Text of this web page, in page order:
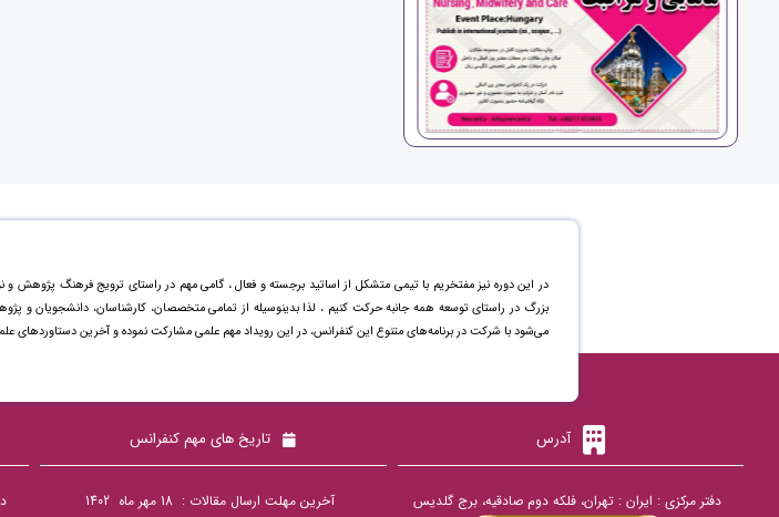
در این دوره نیز مفتخریم با تیمی متشکل از اساتید برجسته و فعال ، گامی مهم در راستای ترویج فرهنگ پژوهش و
بزرگ در راستای توسعه همه جانبه حرکت کنیم ، لذا بدینوسیله از تمامی متخصصان، کارشناسان، دانشجویان و
می‌شود با شرکت در برنامه‌های متنوع این کنفرانس، در این رویداد مهم علمی مشارکت نموده و آخرین دستاورد‌های
آدرس
دفتر مرکزی : ایران : تهران، فلکه دوم صادقیه، برج گلدیس
تاریخ های مهم کنفرانس
آخرین مهلت ارسال مقالات : 18 مهر ماه 1402